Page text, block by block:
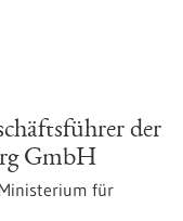
der
GmbH
für